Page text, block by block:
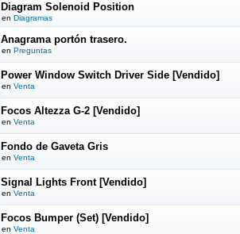
Diagram Solenoid Position
en Diagramas
Anagrama portón trasero.
en Preguntas
Power Window Switch Driver Side [Vendido]
en Venta
Focos Altezza G-2 [Vendido]
en Venta
Fondo de Gaveta Gris
en Venta
Signal Lights Front [Vendido]
en Venta
Focos Bumper (Set) [Vendido]
en Venta